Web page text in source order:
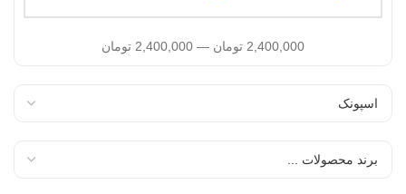
2,400,000 تومان —
2,400,000 تومان